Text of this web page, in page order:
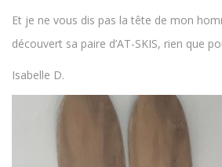
Et je ne vous dis pas la tête de mon
découvert sa paire d’AT-SKIS, rien que
Isabelle D.